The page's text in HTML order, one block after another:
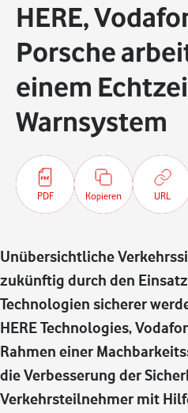
HERE,
Porsche
einem
Warnsystem
PDF Kopieren URL
Unübersichtliche
zukünftig durch den
Technologien sicherer
HERE Technologies,
Rahmen einer
die Verbesserung der
Verkehrsteilnehmer mit